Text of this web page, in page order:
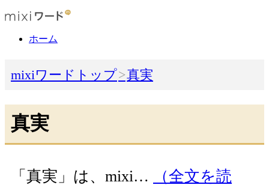
ホーム
mixiワードトップ 真実
真実
「真実」は、mixi…
（全文を読